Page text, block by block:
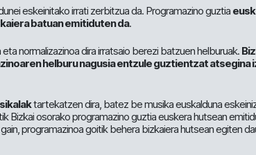
eskeinitako irrati zerbitzua da. Programazino guztia
batuan emitiduten da.
normalizazinoa dira irratsaio berezi batzuen helburuak.
helburu nagusia entzule guztientzat atsegina
tartekatzen dira, batez be musika euskalduna
Bizkai osorako programazino guztia euskera hutsean
programazinoa goitik behera bizkaiera hutsean egiten